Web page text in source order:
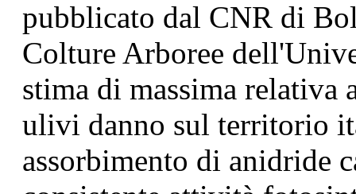
pubblicato dal CNR di
Colture Arboree
stima di massima relativa
ulivi danno sul territorio
assorbimento di anidride